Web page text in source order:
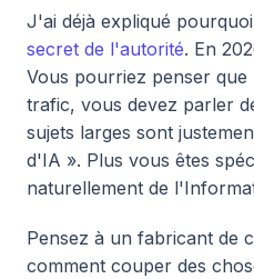
J'ai déjà expliqué
secret de l'autorité. En
Vous pourriez penser
trafic, vous devez parler
sujets larges sont
d'IA ». Plus vous êtes
naturellement de
Pensez à un fabricant de
comment couper des